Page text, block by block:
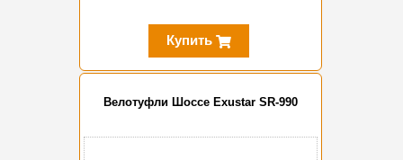
Купить
Велотуфли Шоссе Exustar SR-990